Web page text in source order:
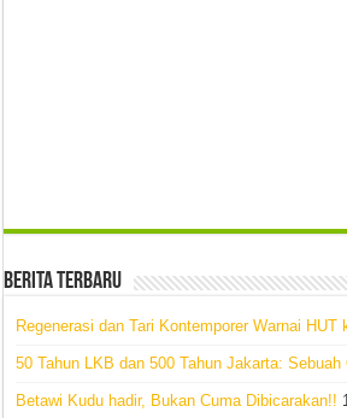
Berita Terbaru
Regenerasi dan Tari Kontemporer Warnai HUT
50 Tahun LKB dan 500 Tahun Jakarta: Sebuah
Betawi Kudu hadir, Bukan Cuma Dibicarakan!!